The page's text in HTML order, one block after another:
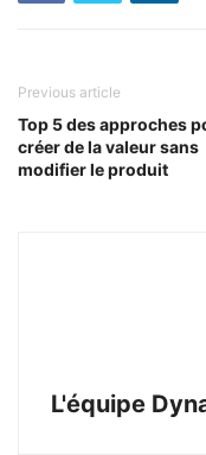
Previous article
Top 5 des approches
créer de la valeur sans
modifier le produit
L'équipe